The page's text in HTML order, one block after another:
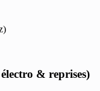
& reprises)